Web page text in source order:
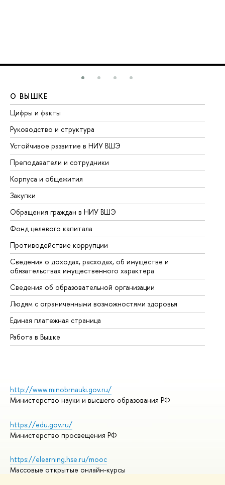
О ВЫШКЕ
Цифры и факты
Руководство и структура
Устойчивое развитие в НИУ ВШЭ
Преподаватели и сотрудники
Корпуса и общежития
Закупки
Обращения граждан в НИУ ВШЭ
Фонд целевого капитала
Противодействие коррупции
Сведения о доходах, расходах, об имуществе и
обязательствах имущественного характера
Сведения об образовательной организации
Людям с ограниченными возможностями здоровья
Единая платежная страница
Работа в Вышке
http://www.minobrnauki.gov.ru/
Министерство науки и высшего образования РФ
https://edu.gov.ru/
Министерство просвещения РФ
https://elearning.hse.ru/mooc
Массовые открытые онлайн-курсы